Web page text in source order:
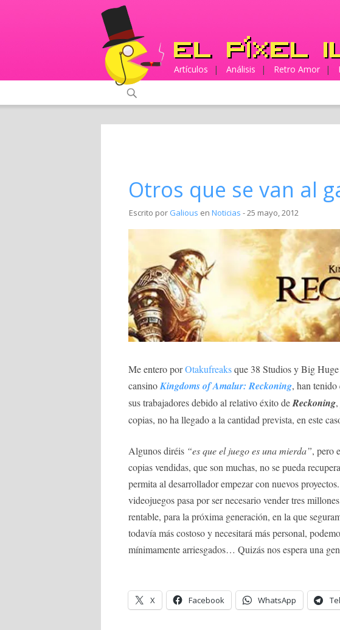
Artículos | Análisis | Retro Amor |
Otros que se van al
Escrito por Galious en Noticias - 25 mayo, 2012
Me entero porOtakufreaksque 38 Studios y Big
cansinoKingdoms of Amalur: Reckoning, han tenido
sus trabajadores debido al relativo éxito deReckoning
copias, no ha llegado a la cantidad prevista, en este
Algunos diréis “es que el juego es una mierda”, pero
copias vendidas, que son muchas, no se pueda
permita al desarrollador empezar con nuevos
videojuegos pasa por ser necesario vender tres
rentable, para la próxima generación, en la que
todavía más costoso y necesitará más personal,
mínimamente arriesgados… Quizás nos espera una
X Facebook WhatsApp